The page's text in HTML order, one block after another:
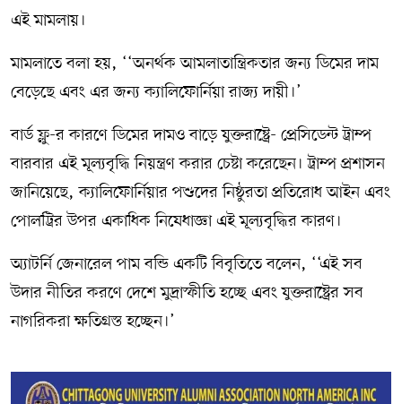
এই মামলায়।
মামলাতে বলা হয়, ‘‘অনর্থক আমলাতান্ত্রিকতার জন্য ডিমের দাম
বেড়েছে এবং এর জন্য ক্যালিফোর্নিয়া রাজ্য দায়ী।’
বার্ড ফ্লু-র কারণে ডিমের দামও বাড়ে যুক্তরাষ্ট্রে- প্রেসিডেন্ট ট্রাম্প
বারবার এই মূল্যবৃদ্ধি নিয়ন্ত্রণ করার চেষ্টা করেছেন। ট্রাম্প প্রশাসন
জানিয়েছে, ক্যালিফোর্নিয়ার পশুদের নিষ্ঠুরতা প্রতিরোধ আইন এবং
পোলট্রির উপর একাধিক নিষেধাজ্ঞা এই মূল্যবৃদ্ধির কারণ।
অ্যাটর্নি জেনারেল পাম বন্ডি একটি বিবৃতিতে বলেন, ‘‘এই সব
উদার নীতির করণে দেশে মুদ্রাস্ফীতি হচ্ছে এবং যুক্তরাষ্ট্রের সব
নাগরিকরা ক্ষতিগ্রস্ত হচ্ছেন।’